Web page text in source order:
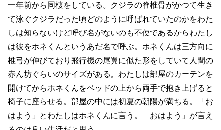
一年前から同棲をしている。クジラの脊椎骨がかつて生き
て泳ぐクジラだった頃どのように呼ばれていたのかをわた
しは知らないけど呼び名がないのも不便であるからわたし
は彼をホネくんというあだ名で呼ぶ。ホネくんは三方向に
椎弓が伸びており飛行機の尾翼に似た形をしていて人間の
赤ん坊ぐらいのサイズがある。わたしは部屋のカーテンを
開けてからホネくんをベッドの上から両手で抱き上げると
椅子に座らせる。部屋の中には初夏の朝陽が満ちる。「お
はよう」とわたしはホネくんに言う。「おはよう」が言え